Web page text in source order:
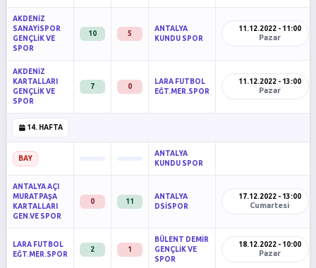
AKDENİZ
SANAYİSPOR
GENÇLİK VE
SPOR
10 5
ANTALYA
KUNDU SPOR
11.12.2022 - 11:00
Pazar
AKDENİZ
KARTALLARI
GENÇLİK VE
SPOR
7 0
LARA FUTBOL
EĞT.MER.SPOR
11.12.2022 - 13:00
Pazar
14. HAFTA
BAY
ANTALYA
KUNDU SPOR
ANTALYA AÇI
MURATPAŞA
KARTALLARI
GEN.VE SPOR
0 11
ANTALYA
DSİSPOR
17.12.2022 - 13:00
Cumartesi
LARA FUTBOL
EĞT.MER.SPOR
2 1
BÜLENT DEMİR
GENÇLİK VE
SPOR
18.12.2022 - 10:00
Pazar